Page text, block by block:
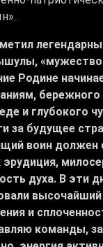
«мужество
Родине
и глубокого
за будущее
воин должен
эрудиция,
духа. В эти
и
команды,